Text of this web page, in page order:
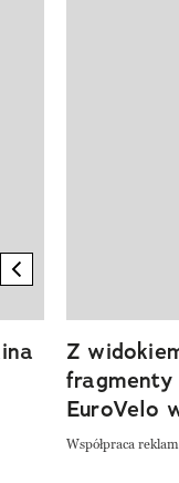
previous element
Z
fragmenty
EuroVelo
Współpraca